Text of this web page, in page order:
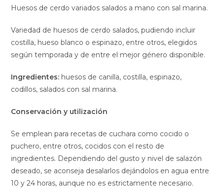
Huesos de cerdo variados salados a mano con sal marina.
Variedad de huesos de cerdo salados, pudiendo incluir
costilla, hueso blanco o espinazo, entre otros, elegidos
según temporada y de entre el mejor género disponible.
Ingredientes: huesos de canilla, costilla, espinazo,
codillos, salados con sal marina.
Conservación y utilización
Se emplean para recetas de cuchara como cocido o
puchero, entre otros, cocidos con el resto de
ingredientes. Dependiendo del gusto y nivel de salazón
deseado, se aconseja desalarlos dejándolos en agua entre
10 y 24 horas, aunque no es estrictamente necesario.